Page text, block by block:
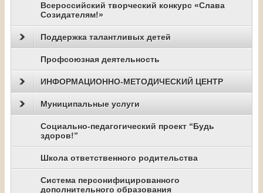
Всероссийский творческий конкурс «Слава
Созидателям!»
Поддержка талантливых детей
Профсоюзная деятельность
ИНФОРМАЦИОННО-МЕТОДИЧЕСКИЙ ЦЕНТР
Муниципальные услуги
Социально-педагогический проект “Будь
здоров!”
Школа ответственного родительства
Система персонифицированного
дополнительного образования